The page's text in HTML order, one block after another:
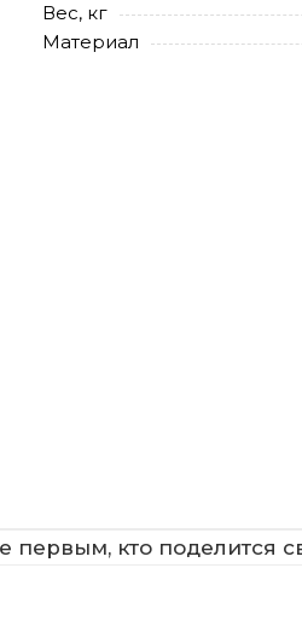
Вес, кг
Материал
первым, кто поделится